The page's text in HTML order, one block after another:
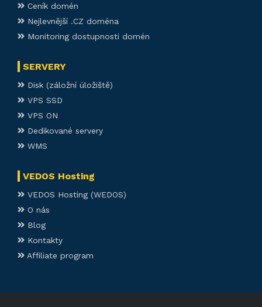
Ceník domén
Nejlevnější .CZ doména
Monitoring dostupnosti domén
SERVERY
Disk (záložní úložiště)
VPS SSD
VPS ON
Dedikované servery
WMS
VEDOS Hosting
VEDOS Hosting (WEDOS)
O nás
Blog
Kontakty
Affiliate program